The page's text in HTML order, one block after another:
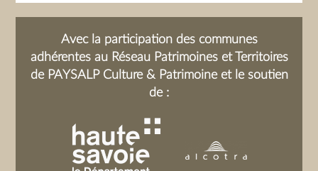
Avec la participation des communes
adhérentes au Réseau Patrimoines et Territoires
de PAYSALP Culture & Patrimoine et le soutien
de :